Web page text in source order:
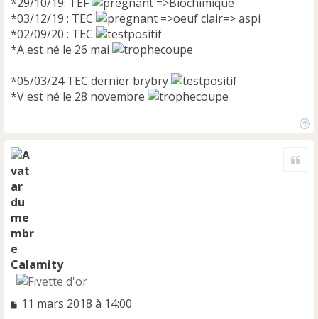
*03/12/19 : TEC
=>oeuf clair=> aspi
*02/09/20 : TEC
*A est né le 26 mai
*05/03/24 TEC dernier brybry
*V est né le 28 novembre
Calamity
M11 mars 2018 à 14:00